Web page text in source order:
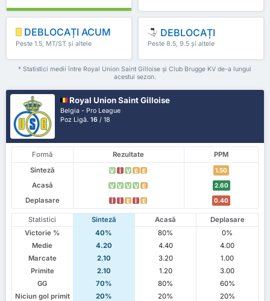
DEBLOCAȚI ACUM
Peste 1.5, MT/ST și altele
DEBLOCAȚI
Peste 8.5, 9.5 și altele
* Statistici medii între Royal Union Saint Gilloise și Club Brugge KV de-a lungul
acestui sezon.
Royal Union Saint Gilloise
Belgia - Pro League
Poz Ligă.16 / 18
Formă Rezultate
PPM
Sinteză
V Î V E E 1.50
Acasă V V V V E 2.60
Deplasare Î Î E Î E 0.40
Statistici Sinteză Acasă
Deplasare
Victorie %
40% 80%
0%
Medie
4.20 4.40
4.00
Marcate
2.10 3.20
1.00
Primite
2.10 1.20
3.00
GG
70% 80%
60%
Niciun gol primit
20% 20%
20%